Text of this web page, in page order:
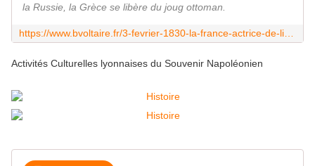
la Russie, la Grèce se libère du joug ottoman.
Activités Culturelles lyonnaises du Souvenir Napoléonien